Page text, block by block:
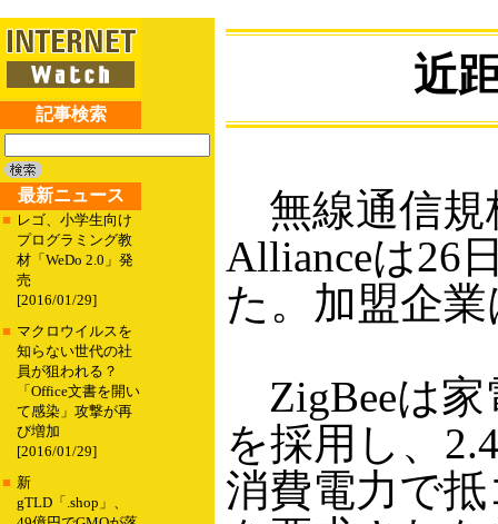
記事検索
最新ニュース
■ レゴ、小学生向け
プログラミング教
材「WeDo 2.0」発
売
[2016/01/29]
■ マクロウイルスを
知らない世代の社
員が狙われる？
「Office文書を開い
て感染」攻撃が再
び増加
[2016/01/29]
■ 新
gTLD「.shop」、
近
無線通信規
Allianceは26
た。加盟企
ZigBeeは家
を採用し、
消費電力で